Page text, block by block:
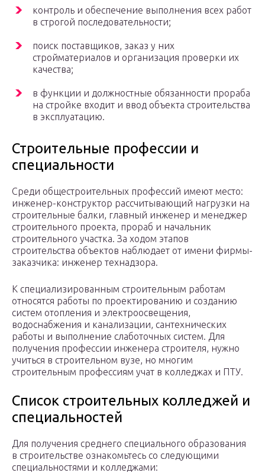
контроль и обеспечение выполнения всех работ
в строгой последовательности;
поиск поставщиков, заказ у них
стройматериалов и организация проверки их
качества;
в функции и должностные обязанности прораба
на стройке входит и ввод объекта строительства
в эксплуатацию.
Строительные профессии и
специальности
Среди общестроительных профессий имеют место:
инженер-конструктор рассчитывающий нагрузки на
строительные балки, главный инженер и менеджер
строительного проекта, прораб и начальник
строительного участка. За ходом этапов
строительства объектов наблюдает от имени фирмы-
заказчика: инженер технадзора.
К специализированным строительным работам
относятся работы по проектированию и созданию
систем отопления и электроосвещения,
водоснабжения и канализации, сантехнических
работы и выполнение слаботочных систем. Для
получения профессии инженера строителя, нужно
учиться в строительном вузе, но многим
строительным профессиям учат в колледжах и ПТУ.
Список строительных колледжей и
специальностей
Для получения среднего специального образования
в строительстве ознакомьтесь со следующими
специальностями и колледжами: